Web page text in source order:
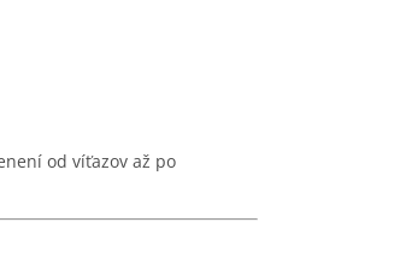
od víťazov až po